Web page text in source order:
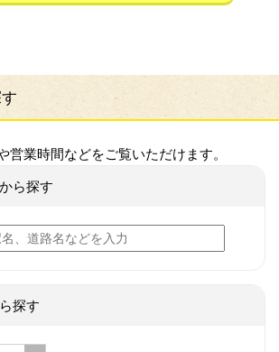
営業時間などをご覧いただけます。
ら探す
探す